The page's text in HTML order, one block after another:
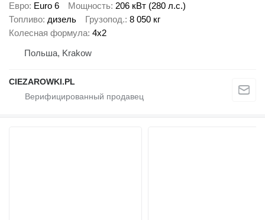
Евро Euro 6 Мощность 206 кВт (280 л.с.)
Топливо дизель Грузопод. 8 050 кг
Колесная формула 4x2
Польша, Krakow
CIEZAROWKI.PL